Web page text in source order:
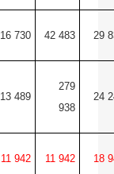
16 730 42 483 29
13 489
279
938
24
11 942 11 942 18